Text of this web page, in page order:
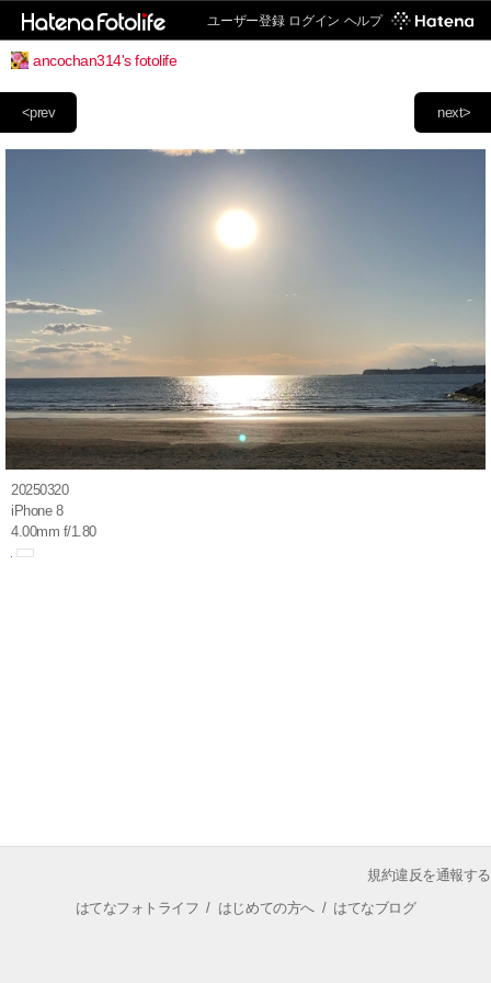
ユーザー登録 ログイン ヘルプ
ancochan314's fotolife
next>
<prev
20250320
iPhone 8
4.00mm f/1.80
規約違反を通報する
はてなフォトライフ / はじめての方へ/ はてなブログ